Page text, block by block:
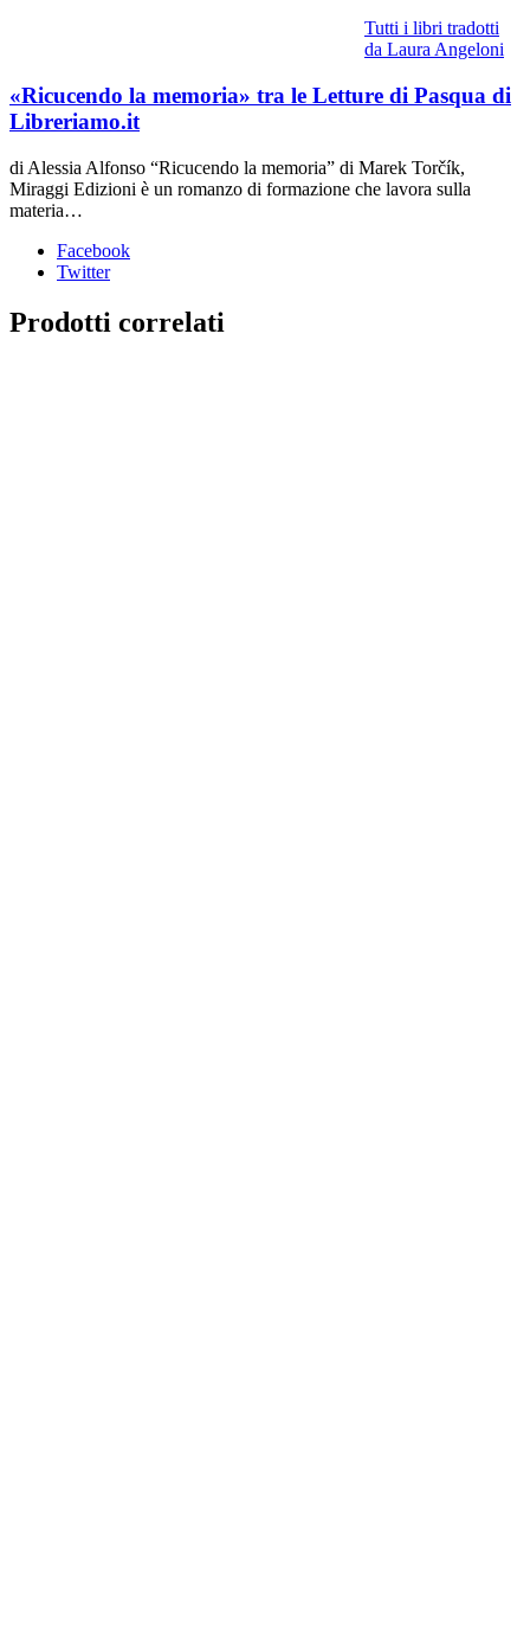
Tutti i libri tradotti
da Laura Angeloni
«Ricucendo la memoria» tra le Letture di Pasqua di
Libreriamo.it
di Alessia Alfonso “Ricucendo la memoria” di Marek Torčík,
Miraggi Edizioni è un romanzo di formazione che lavora sulla
materia…
Facebook
Twitter
Prodotti correlati